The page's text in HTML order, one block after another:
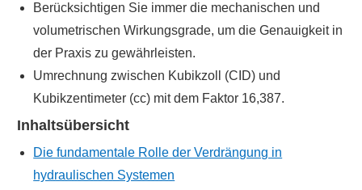
Berücksichtigen Sie immer die mechanischen und
volumetrischen Wirkungsgrade, um die Genauigkeit in
der Praxis zu gewährleisten.
Umrechnung zwischen Kubikzoll (CID) und
Kubikzentimeter (cc) mit dem Faktor 16,387.
Inhaltsübersicht
Die fundamentale Rolle der Verdrängung in
hydraulischen Systemen